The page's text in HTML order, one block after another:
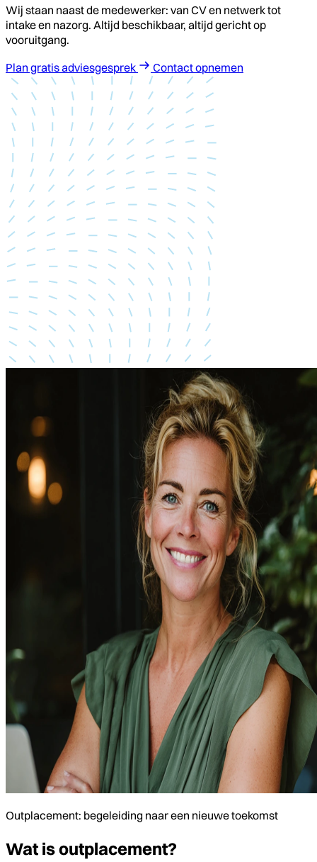
Wij staan naast de medewerker: van CV en netwerk tot
intake en nazorg. Altijd beschikbaar, altijd gericht op
vooruitgang.
Plan gratis adviesgesprek
Contact opnemen
Outplacement: begeleiding naar een nieuwe toekomst
Wat is outplacement?